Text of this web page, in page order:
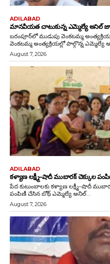
ADILABAD
మానవీయత చాటుకున్న ఎమ్మెల్యే అనిల్
బరంపూర్‌లో ముడుపు వెంకటమ్మ
August 7, 2026
ADILABAD
కళ్యాణ లక్ష్మీ–షాదీ ముబారక్ చెక్కుల
పేద కుటుంబాలకు కళ్యాణ లక్ష్మీ–షాదీ ముబారక్ అండ 48 మంది
పంపిణీ చేసిన బోథ్ ఎమ్మెల్యే అనిల్...
August 7, 2026